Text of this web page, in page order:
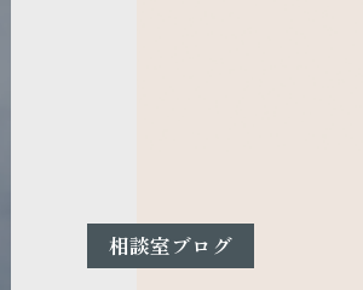
相談室ブログ